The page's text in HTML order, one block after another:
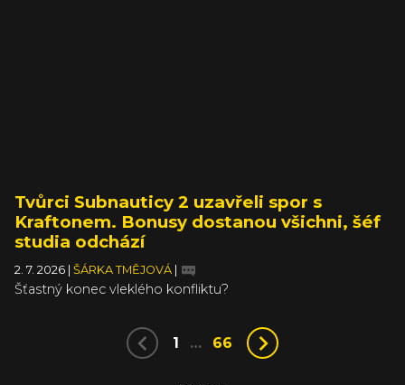
Tvůrci Subnauticy 2 uzavřeli spor s
Kraftonem. Bonusy dostanou všichni, šéf
studia odchází
2. 7. 2026 ŠÁRKA TMĚJOVÁ
Šťastný konec vleklého konfliktu?
1 … 66